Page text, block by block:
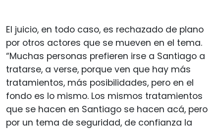
El juicio, en todo caso, es rechazado de plano
por otros actores que se mueven en el tema.
“Muchas personas prefieren irse a Santiago a
tratarse, a verse, porque ven que hay más
tratamientos, más posibilidades, pero en el
fondo es lo mismo. Los mismos tratamientos
que se hacen en Santiago se hacen acá, pero
por un tema de seguridad, de confianza la